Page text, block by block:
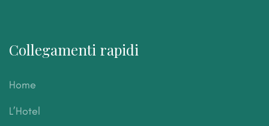
Collegamenti rapidi
Home
L’Hotel